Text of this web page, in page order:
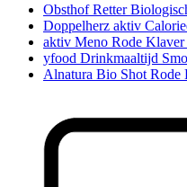
Obsthof Retter
Doppelherz aktiv
aktiv Meno Rode
yfood Drinkmaaltijd
Alnatura Bio Shot Rode